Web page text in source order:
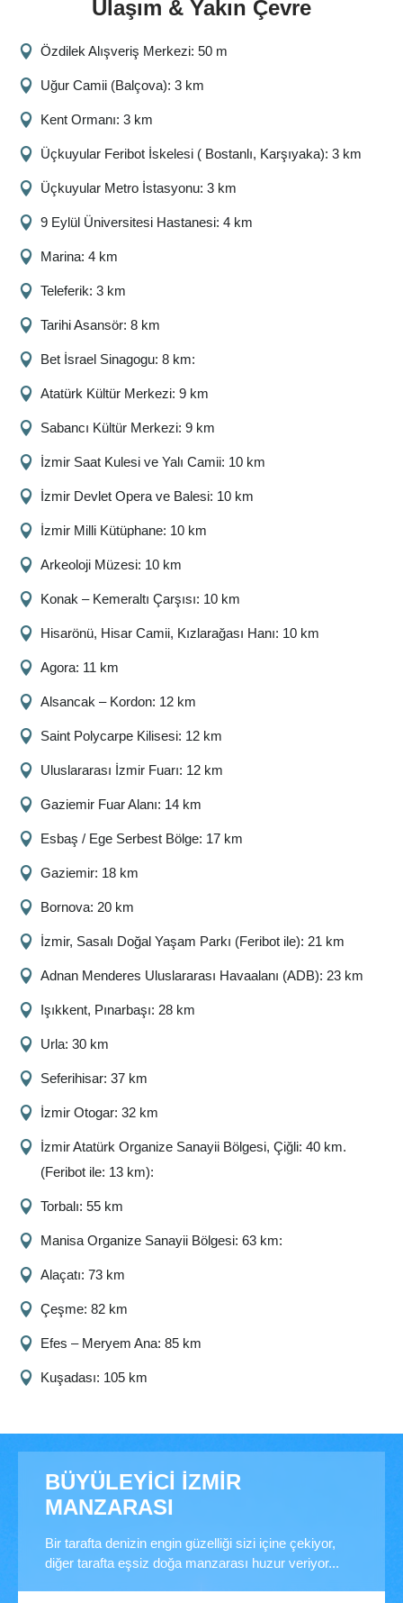
Ulaşım & Yakın Çevre
Özdilek Alışveriş Merkezi: 50 m
Uğur Camii (Balçova): 3 km
Kent Ormanı: 3 km
Üçkuyular Feribot İskelesi ( Bostanlı, Karşıyaka): 3 km
Üçkuyular Metro İstasyonu: 3 km
9 Eylül Üniversitesi Hastanesi: 4 km
Marina: 4 km
Teleferik: 3 km
Tarihi Asansör: 8 km
Bet İsrael Sinagogu: 8 km:
Atatürk Kültür Merkezi: 9 km
Sabancı Kültür Merkezi: 9 km
İzmir Saat Kulesi ve Yalı Camii: 10 km
İzmir Devlet Opera ve Balesi: 10 km
İzmir Milli Kütüphane: 10 km
Arkeoloji Müzesi: 10 km
Konak – Kemeraltı Çarşısı: 10 km
Hisarönü, Hisar Camii, Kızlarağası Hanı: 10 km
Agora: 11 km
Alsancak – Kordon: 12 km
Saint Polycarpe Kilisesi: 12 km
Uluslararası İzmir Fuarı: 12 km
Gaziemir Fuar Alanı: 14 km
Esbaş / Ege Serbest Bölge: 17 km
Gaziemir: 18 km
Bornova: 20 km
İzmir, Sasalı Doğal Yaşam Parkı (Feribot ile): 21 km
Adnan Menderes Uluslararası Havaalanı (ADB): 23 km
Işıkkent, Pınarbaşı: 28 km
Urla: 30 km
Seferihisar: 37 km
İzmir Otogar: 32 km
İzmir Atatürk Organize Sanayii Bölgesi, Çiğli: 40 km.
(Feribot ile: 13 km):
Torbalı: 55 km
Manisa Organize Sanayii Bölgesi: 63 km:
Alaçatı: 73 km
Çeşme: 82 km
Efes – Meryem Ana: 85 km
Kuşadası: 105 km
BÜYÜLEYİCİ İZMİR
MANZARASI
Bir tarafta denizin engin güzelliği sizi içine çekiyor,
diğer tarafta eşsiz doğa manzarası huzur veriyor...